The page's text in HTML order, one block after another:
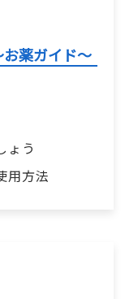
薬ガイド～
ょう
用方法